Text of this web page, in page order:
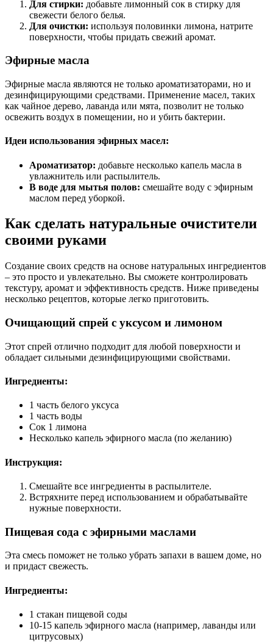
Для стирки: добавьте лимонный сок в стирку для
свежести белого белья.
Для очистки: используя половинки лимона, натрите
поверхности, чтобы придать свежий аромат.
Эфирные масла
Эфирные масла являются не только ароматизаторами, но и
дезинфицирующими средствами. Применение масел, таких
как чайное дерево, лаванда или мята, позволит не только
освежить воздух в помещении, но и убить бактерии.
Идеи использования эфирных масел:
Ароматизатор: добавьте несколько капель масла в
увлажнитель или распылитель.
В воде для мытья полов: смешайте воду с эфирным
маслом перед уборкой.
Как сделать натуральные очистители
своими руками
Создание своих средств на основе натуральных ингредиентов
– это просто и увлекательно. Вы сможете контролировать
текстуру, аромат и эффективность средств. Ниже приведены
несколько рецептов, которые легко приготовить.
Очищающий спрей с уксусом и лимоном
Этот спрей отлично подходит для любой поверхности и
обладает сильными дезинфицирующими свойствами.
Ингредиенты:
1 часть белого уксуса
1 часть воды
Сок 1 лимона
Несколько капель эфирного масла (по желанию)
Инструкция:
Смешайте все ингредиенты в распылителе.
Встряхните перед использованием и обрабатывайте
нужные поверхности.
Пищевая сода с эфирными маслами
Эта смесь поможет не только убрать запахи в вашем доме, но
и придаст свежесть.
Ингредиенты:
1 стакан пищевой соды
10-15 капель эфирного масла (например, лаванды или
цитрусовых)